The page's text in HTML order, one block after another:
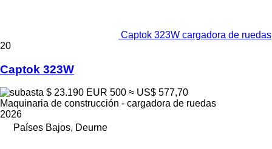
Captok 323W cargadora de ruedas
20
Captok 323W
$ 23.190 EUR 500 ≈ US$ 577,70
Maquinaria de construcción - cargadora de ruedas
2026
Países Bajos, Deurne